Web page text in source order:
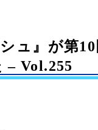
ュ』が第
– Vol.255